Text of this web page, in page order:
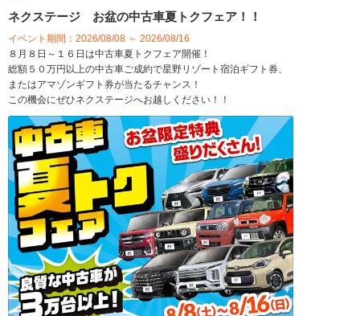
ネクステージ お盆の中古車夏トクフェア！！
イベント期間：2026/08/08 ～ 2026/08/16
８月８日～１６日は中古車夏トクフェア開催！
総額５０万円以上の中古車ご成約で星野リゾート宿泊ギフト券、
またはアマゾンギフト券が当たるチャンス！
この機会にぜひネクステージへお越しください！！